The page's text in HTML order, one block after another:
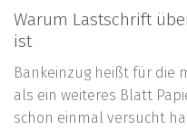
Warum Lastschrift
ist
Bankeinzug heißt für die
als ein weiteres Blatt
schon einmal versucht